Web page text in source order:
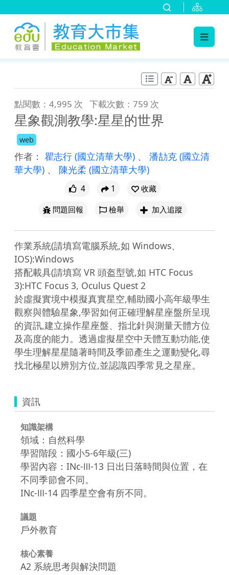
點閱數：4,995 次 下載次數：759 次
星象觀測教學:星星的世界
web
作者： 瞿志行 (國立清華大學) 、 潘劼克 (國立清
華大學) 、 陳光柔 (國立清華大學)
4 1
收藏
問題回報
檢舉 加入追蹤
作業系統(請填寫電腦系統,如 Windows、
IOS):Windows
搭配載具(請填寫 VR 頭盔型號,如 HTC Focus
3):HTC Focus 3, Oculus Quest 2
於虛擬實境中模擬真實星空,輔助國小高年級學生
觀察與體驗星象,學習如何正確理解星座盤所呈現
的資訊,建立操作星座盤、指北針與測量天體方位
及高度的能力。透過虛擬星空中天體互動功能,使
學生理解星星隨著時間及季節產生之運動變化,尋
找北極星以辨別方位,並認識四季常見之星座。
資訊
知識架構
領域：自然科學
學習階段：國小5-6年級(三)
學習內容：INc-Ⅲ-13 日出日落時間與位置，在
不同季節會不同。
INc-Ⅲ-14 四季星空會有所不同。
議題
戶外教育
核心素養
A2 系統思考與解決問題